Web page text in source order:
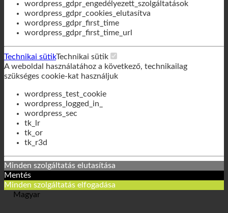
wordpress_gdpr_engedélyezett_szolgáltatások
wordpress_gdpr_cookies_elutasítva
wordpress_gdpr_first_time
wordpress_gdpr_first_time_url
Technikai sütikTechnikai sütik
A weboldal használatához a következő, technikailag
wordpress_test_cookie
wordpress_logged_in_
wordpress_sec
tk_lr
tk_or
tk_r3d
Minden szolgáltatás elutasítása
Mentés
Minden szolgáltatás elfogadása